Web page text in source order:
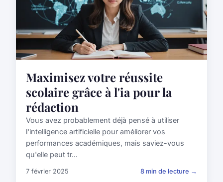
Maximisez votre réussite
scolaire grâce à l'ia pour la
rédaction
Vous avez probablement déjà pensé à utiliser
l'intelligence artificielle pour améliorer vos
performances académiques, mais saviez-vous
qu'elle peut tr...
7 février 2025 8 min de lecture →